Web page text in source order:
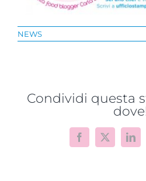
NEWS
Condividi questa
Facebook
X